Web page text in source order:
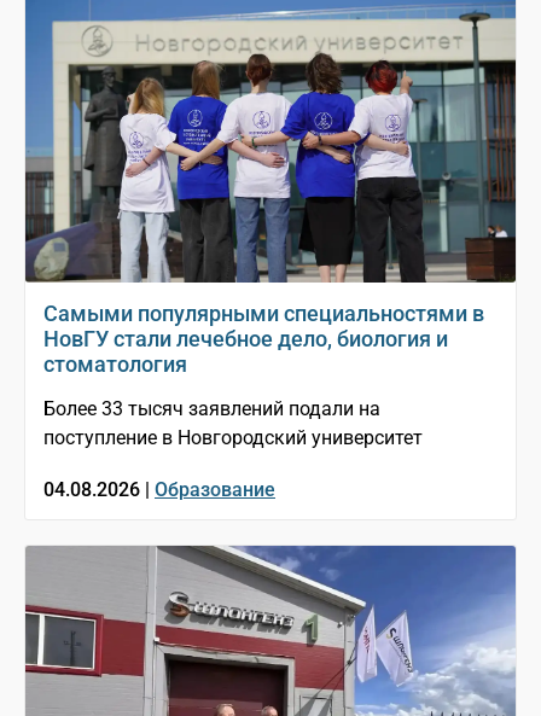
Самыми популярными специальностями в
НовГУ стали лечебное дело, биология и
стоматология
Более 33 тысяч заявлений подали на
поступление в Новгородский университет
04.08.2026 | Образование